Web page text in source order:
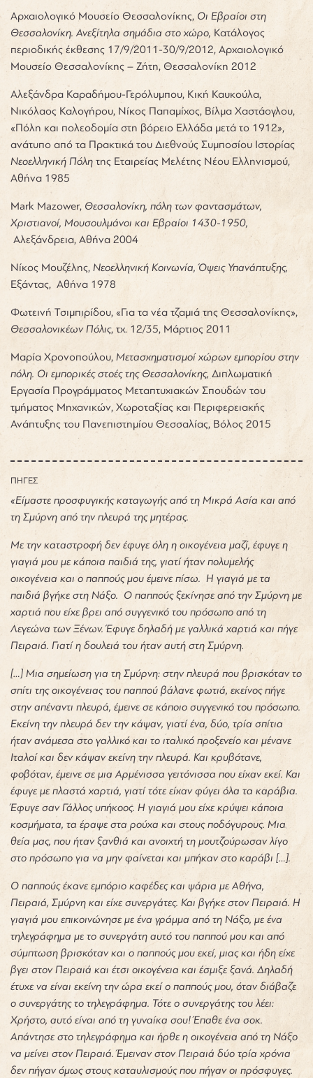
Αρχαιολογικό Μουσείο Θεσσαλονίκης, Οι Εβραίοι στη
Θεσσαλονίκη. Ανεξίτηλα σημάδια στο χώρο, Κατάλογος
περιοδικής έκθεσης 17/9/2011-30/9/2012, Αρχαιολογικό
Μουσείο Θεσσαλονίκης – Ζήτη, Θεσσαλονίκη 2012
Αλεξάνδρα Καραδήμου-Γερόλυμπου, Κική Καυκούλα,
Νικόλαος Καλογήρου, Νίκος Παπαμίχος, Βίλμα Χαστάογλου,
«Πόλη και πολεοδομία στη βόρειο Ελλάδα μετά το 1912»,
ανάτυπο από τα Πρακτικά του Διεθνούς Συμποσίου Ιστορίας
Νεοελληνική Πόλη της Εταιρείας Μελέτης Νέου Ελληνισμού,
Αθήνα 1985
Mark Mazower, Θεσσαλονίκη, πόλη των φαντασμάτων,
Χριστιανοί, Μουσουλμάνοι και Εβραίοι 1430-1950,
Αλεξάνδρεια, Αθήνα 2004
Νίκος Μουζέλης, Νεοελληνική Κοινωνία, Όψεις Υπανάπτυξης,
Εξάντας, Αθήνα 1978
Φωτεινή Τσιμπιρίδου, «Για τα νέα τζαμιά της Θεσσαλονίκης»,
Θεσσαλονικέων Πόλις, τχ. 12/35, Μάρτιος 2011
Μαρία Χρονοπούλου, Μετασχηματισμοί χώρων εμπορίου στην
πόλη. Οι εμπορικές στοές της Θεσσαλονίκης, Διπλωματική
Εργασία Προγράμματος Μεταπτυχιακών Σπουδών του
τμήματος Μηχανικών, Χωροταξίας και Περιφερειακής
Ανάπτυξης του Πανεπιστημίου Θεσσαλίας, Βόλος 2015
ΠΗΓΕΣ
«Είμαστε προσφυγικής καταγωγής από τη Μικρά Ασία και από
τη Σμύρνη από την πλευρά της μητέρας.
Με την καταστροφή δεν έφυγε όλη η οικογένεια μαζί, έφυγε η
γιαγιά μου με κάποια παιδιά της, γιατί ήταν πολυμελής
οικογένεια και ο παππούς μου έμεινε πίσω. Η γιαγιά με τα
παιδιά βγήκε στη Νάξο. Ο παππούς ξεκίνησε από την Σμύρνη με
χαρτιά που είχε βρει από συγγενικό του πρόσωπο από τη
Λεγεώνα των Ξένων. Έφυγε δηλαδή με γαλλικά χαρτιά και πήγε
Πειραιά. Γιατί η δουλειά του ήταν αυτή στη Σμύρνη.
[…] Μια σημείωση για τη Σμύρνη: στην πλευρά που βρισκόταν το
σπίτι της οικογένειας του παππού βάλανε φωτιά, εκείνος πήγε
στην απέναντι πλευρά, έμεινε σε κάποιο συγγενικό του πρόσωπο.
Εκείνη την πλευρά δεν την κάψαν, γιατί ένα, δύο, τρία σπίτια
ήταν ανάμεσα στο γαλλικό και το ιταλικό προξενείο και μένανε
Ιταλοί και δεν κάψαν εκείνη την πλευρά. Και κρυβότανε,
φοβόταν, έμεινε σε μια Αρμένισσα γειτόνισσα που είχαν εκεί. Και
έφυγε με πλαστά χαρτιά, γιατί τότε είχαν φύγει όλα τα καράβια.
Έφυγε σαν Γάλλος υπήκοος. Η γιαγιά μου είχε κρύψει κάποια
κοσμήματα, τα έραψε στα ρούχα και στους ποδόγυρους. Μια
θεία μας, που ήταν ξανθιά και ανοιχτή τη μουτζούρωσαν λίγο
στο πρόσωπο για να μην φαίνεται και μπήκαν στο καράβι […].
Ο παππούς έκανε εμπόριο καφέδες και ψάρια με Αθήνα,
Πειραιά, Σμύρνη και είχε συνεργάτες. Και βγήκε στον Πειραιά. Η
γιαγιά μου επικοινώνησε με ένα γράμμα από τη Νάξο, με ένα
τηλεγράφημα με το συνεργάτη αυτό του παππού μου και από
σύμπτωση βρισκόταν και ο παππούς μου εκεί, μιας και ήδη είχε
βγει στον Πειραιά και έτσι οικογένεια και έσμιξε ξανά. Δηλαδή
έτυχε να είναι εκείνη την ώρα εκεί ο παππούς μου, όταν διάβαζε
ο συνεργάτης το τηλεγράφημα. Τότε ο συνεργάτης του λέει:
Χρήστο, αυτό είναι από τη γυναίκα σου! Έπαθε ένα σοκ.
Απάντησε στο τηλεγράφημα και ήρθε η οικογένεια από τη Νάξο
να μείνει στον Πειραιά. Έμειναν στον Πειραιά δύο τρία χρόνια
δεν πήγαν όμως στους καταυλισμούς που πήγαν οι πρόσφυγες.